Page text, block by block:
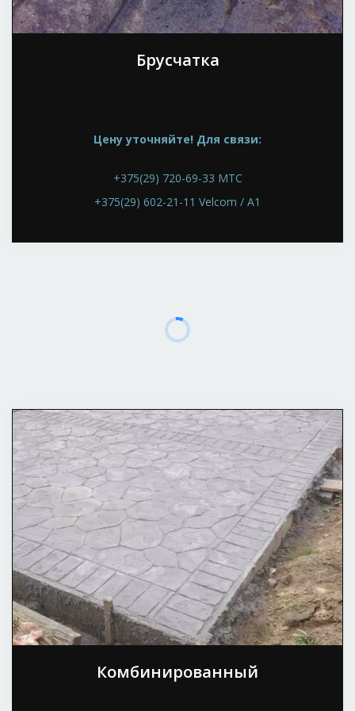
Брусчатка
Цену уточняйте! Для связи:
+375(29) 720-69-33 МТС
+375(29) 602-21-11 Velcom / A1
Комбинированный